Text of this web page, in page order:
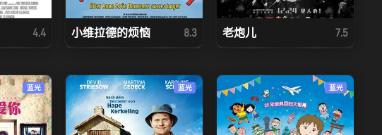
4.4 小维拉德的烦恼 8.3 老炮儿 7.5
蓝光 蓝光 蓝光